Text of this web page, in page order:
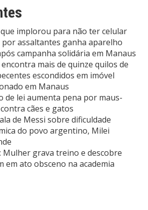
que implorou para não ter celular
por assaltantes ganha aparelho
campanha solidária em Manaus
encontra mais de quinze quilos de
escondidos em imóvel
em Manaus
de lei aumenta pena por maus-
cães e gatos
de Messi sobre dificuldade
do povo argentino, Milei
Mulher grava treino e descobre
em ato obsceno na academia